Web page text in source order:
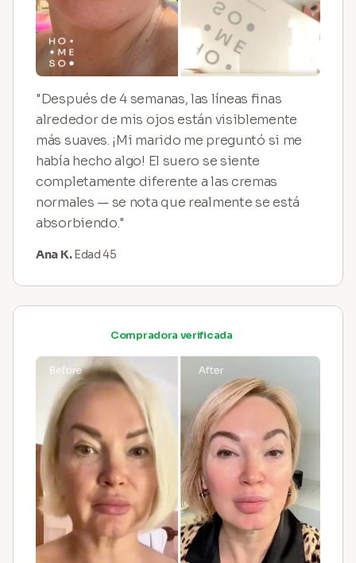
"Después de 4 semanas, las líneas finas
alrededor de mis ojos están visiblemente
más suaves. ¡Mi marido me preguntó si me
había hecho algo! El suero se siente
completamente diferente a las cremas
normales — se nota que realmente se está
absorbiendo."
Ana K. Edad 45
Compradora verificada